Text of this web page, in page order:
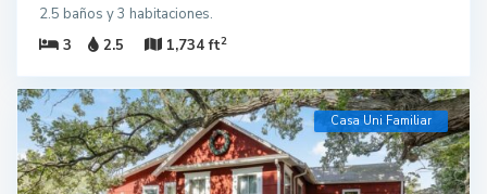
2.5 baños y 3 habitaciones.
3
2.5 1,734 ft2
Casa Uni Familiar